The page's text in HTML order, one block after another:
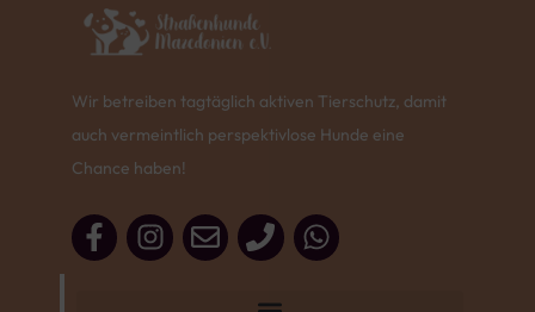
Wir betreiben tagtäglich aktiven Tierschutz, damit
auch vermeintlich perspektivlose Hunde eine
Chance haben!